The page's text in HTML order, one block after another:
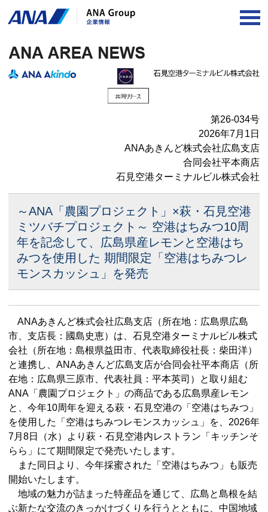
第26-034号
2026年7月1日
ANAあきんど株式会社広島支店
合同会社平本商店
石見空港ターミナルビル株式会社
～ANA「農園プロジェクト」×萩・石見空港
ミツバチプロジェクト～ 空港はちみつ10周
年を記念して、 広島県産レモンと空港はち
みつを使用した 期間限定「空港はちみつレ
モンスカッシュ」を発売
ANAあきんど株式会社広島支店（所在地：広島県広島
市、支店長：國島史恵）は、石見空港ターミナルビル株式
会社（所在地：島根県益田市、代表取締役社長：柴田洋）
と連携し、ANAあきんど広島支店が合同会社平本商店（所
在地：広島県三原市、代表社員：平本英司）と取り組む
ANA「農園プロジェクト」の商品である広島県産レモン
と、今年10周年を迎える萩・石見空港の「空港はちみつ」
を使用した「空港はちみつレモンスカッシュ」を、2026年
7月8日（水）より萩・石見空港内レストラン「キッチンそ
らら」にて期間限定で発売いたします。
また同日より、今年採蜜された「空港はちみつ」も販売
開始いたします。
地域の魅力が詰まった特産品を通じて、広島と島根を結
ぶ新たな交流のきっかけづくりを行うとともに、中国地域